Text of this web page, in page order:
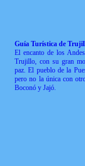
Guía Turística de
El encanto de los
Trujillo, con su gran
paz. El pueblo de la
pero no la única con
Boconó y Jajó.